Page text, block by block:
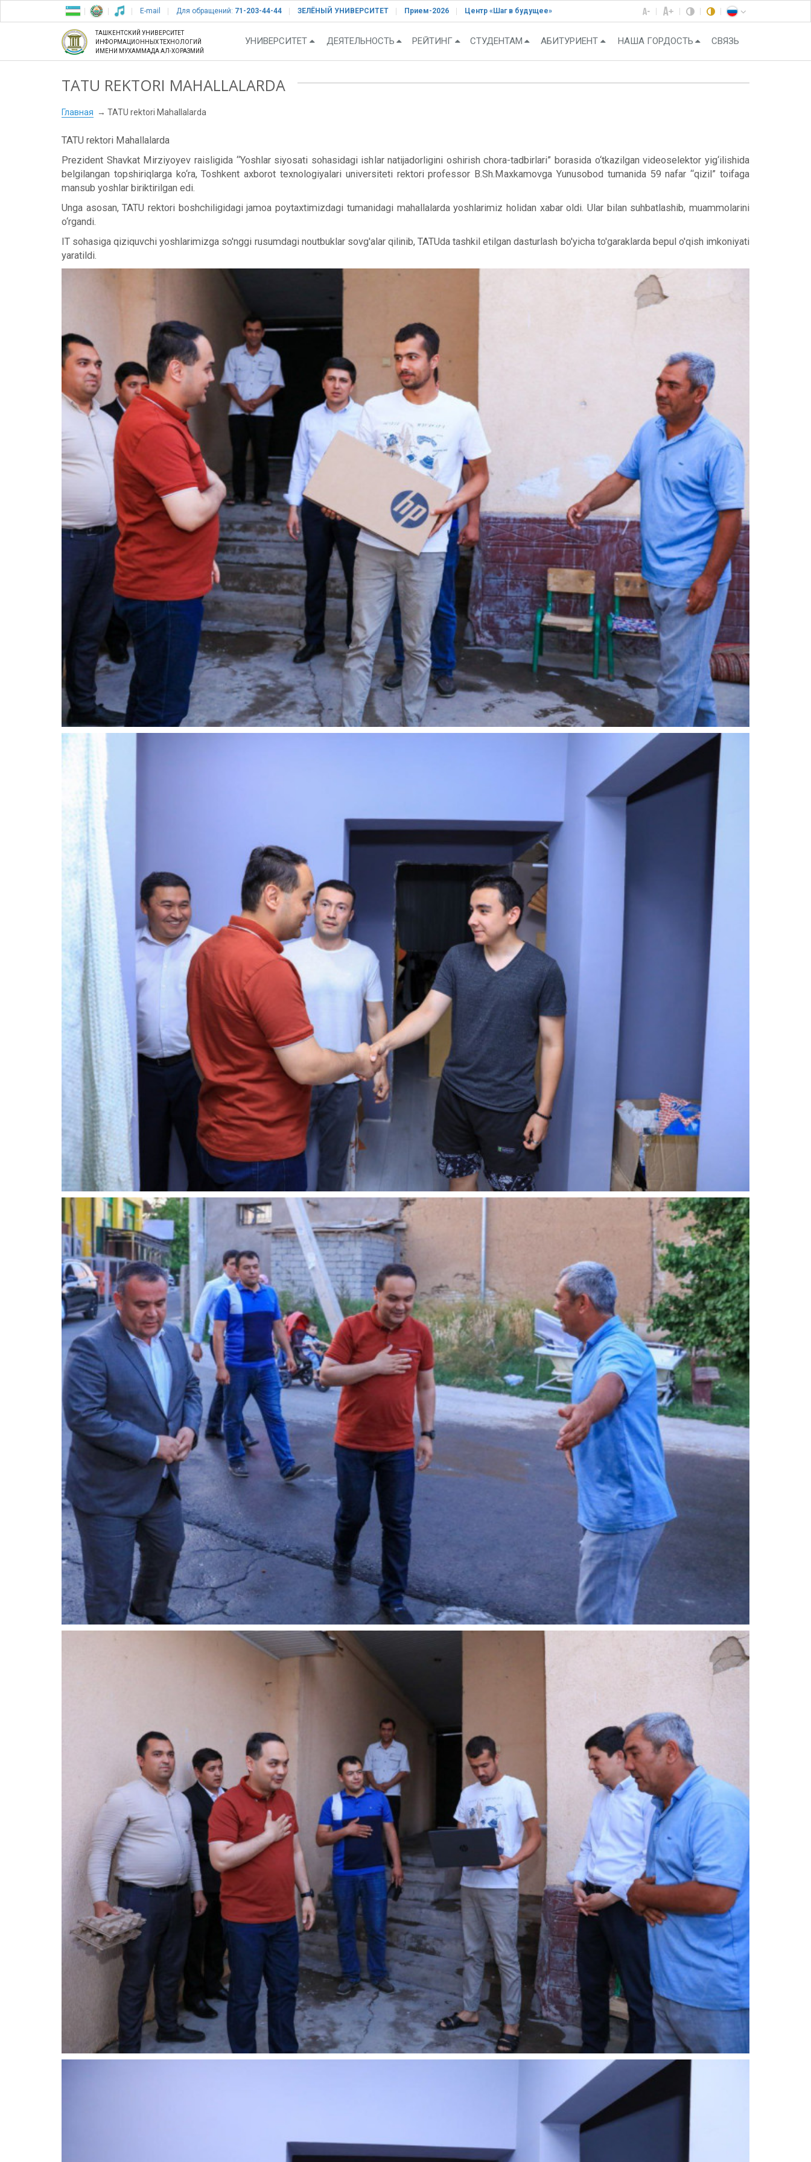
E-mail Для обращений: 71-203-44-44 ЗЕЛЁНЫЙ УНИВЕРСИТЕТ Прием-2026 Центр «Шаг в будущее»
ТАШКЕНТСКИЙ УНИВЕРСИТЕТ
ИНФОРМАЦИОННЫХ ТЕХНОЛОГИЙ
ИМЕНИ МУХАММАДА АЛ-ХОРАЗМИЙ
УНИВЕРСИТЕТ ДЕЯТЕЛЬНОСТЬ РЕЙТИНГ СТУДЕНТАМ АБИТУРИЕНТ НАША ГОРДОСТЬ СВЯЗЬ
TATU REKTORI MAHALLALARDA
Главная TATU rektori Mahallalarda
TATU rektori Mahallalarda
Prezident Shavkat Mirziyoyev raisligida “Yoshlar siyosati sohasidagi ishlar natijadorligini oshirish chora-tadbirlari” borasida o‘tkazilgan videoselektor yig‘ilishida
belgilangan topshiriqlarga ko‘ra, Toshkent axborot texnologiyalari universiteti rektori professor B.Sh.Maxkamovga Yunusobod tumanida 59 nafar “qizil” toifaga
mansub yoshlar biriktirilgan edi.
Unga asosan, TATU rektori boshchiligidagi jamoa poytaxtimizdagi tumanidagi mahallalarda yoshlarimiz holidan xabar oldi. Ular bilan suhbatlashib, muammolarini
o‘rgandi.
IT sohasiga qiziquvchi yoshlarimizga so'nggi rusumdagi noutbuklar sovg'alar qilinib, TATUda tashkil etilgan dasturlash bo'yicha to'garaklarda bepul o'qish imkoniyati
yaratildi.